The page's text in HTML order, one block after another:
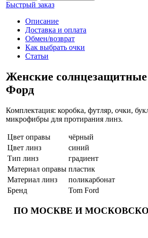
Быстрый заказ
Описание
Доставка и оплата
Обмен/возврат
Как выбрать очки
Статьи
Женские
Форд
Комплектация: коробка, футляр, очки,
микрофибры для протирания линз.
Цвет оправы
чёрный
Цвет линз
синий
Тип линз
градиент
Материал оправы пластик
Материал линз
поликарбонат
Бренд
Tom Ford
ПО МОСКВЕ И